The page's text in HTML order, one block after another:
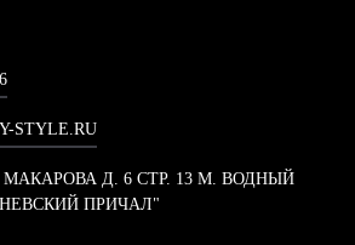
STYLE.RU
Д. 6 СТР. 13 М. ВОДНЫЙ
ПРИЧАЛ"